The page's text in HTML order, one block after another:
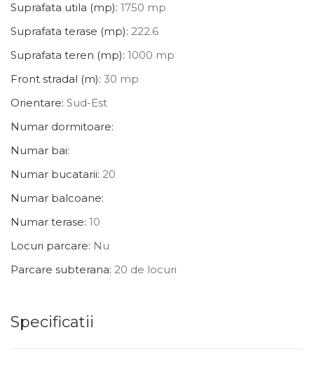
Suprafata utila (mp): 1750 mp
Suprafata terase (mp): 222.6
Suprafata teren (mp): 1000 mp
Front stradal (m): 30 mp
Orientare: Sud-Est
Numar dormitoare:
Numar bai:
Numar bucatarii: 20
Numar balcoane:
Numar terase: 10
Locuri parcare: Nu
Parcare subterana: 20 de locuri
Specificatii